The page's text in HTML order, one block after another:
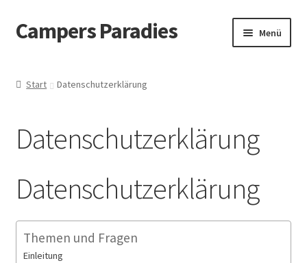
Zur
Navigation
Zum
Inhalt
Campers Paradies Menü
Outdoor
Haustier
Start Datenschutzerklärung
Datenschutzerklärung
Datenschutzerklärung
Themen und Fragen
Einleitung